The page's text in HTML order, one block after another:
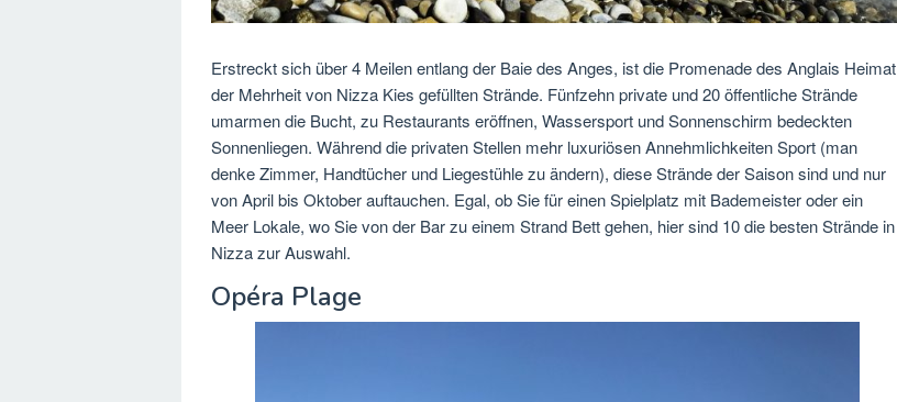
Erstreckt sich über 4 Meilen entlang der Baie des Anges, ist die Promenade des Anglais Heimat
der Mehrheit von Nizza Kies gefüllten Strände. Fünfzehn private und 20 öffentliche Strände
umarmen die Bucht, zu Restaurants eröffnen, Wassersport und Sonnenschirm bedeckten
Sonnenliegen. Während die privaten Stellen mehr luxuriösen Annehmlichkeiten Sport (man
denke Zimmer, Handtücher und Liegestühle zu ändern), diese Strände der Saison sind und nur
von April bis Oktober auftauchen. Egal, ob Sie für einen Spielplatz mit Bademeister oder ein
Meer Lokale, wo Sie von der Bar zu einem Strand Bett gehen, hier sind 10 die besten Strände in
Nizza zur Auswahl.
Opéra Plage